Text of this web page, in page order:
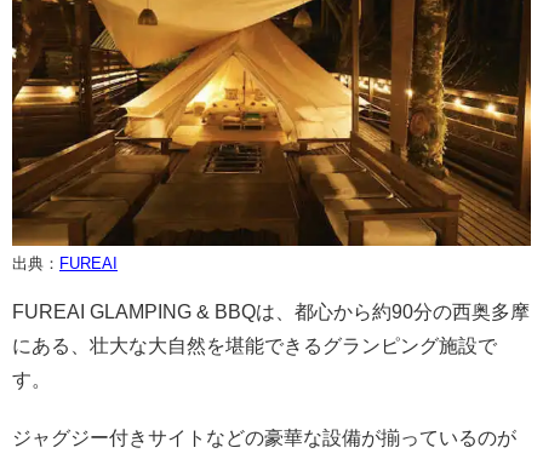
出典： FUREAI
FUREAI GLAMPING & BBQは、都心から約90分の西奥多摩
にある、壮大な大自然を堪能できるグランピング施設で
す。
ジャグジー付きサイトなどの豪華な設備が揃っているのが